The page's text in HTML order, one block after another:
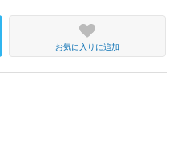
お気に入りに追加